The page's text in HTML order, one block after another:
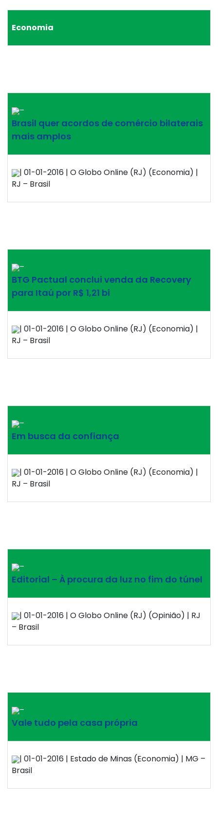
Economia
–
Brasil quer acordos de comércio bilaterais
mais amplos
| 01-01-2016 | O Globo Online (RJ) (Economia) |
RJ – Brasil
–
BTG Pactual conclui venda da Recovery
para Itaú por R$ 1,21 bi
| 01-01-2016 | O Globo Online (RJ) (Economia) |
RJ – Brasil
–
Em busca da confiança
| 01-01-2016 | O Globo Online (RJ) (Economia) |
RJ – Brasil
–
Editorial – À procura da luz no fim do túnel
| 01-01-2016 | O Globo Online (RJ) (Opinião) | RJ
– Brasil
–
Vale tudo pela casa própria
| 01-01-2016 | Estado de Minas (Economia) | MG –
Brasil